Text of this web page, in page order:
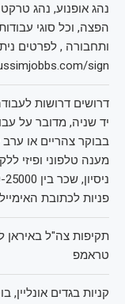
נהג אופנוע, נהג
הפצה, וכל סוגי
ותחבורה , לפרטים
sign/
יד שניה, מדובר על
בבוקר צהריים או
פניות לכתובת האימייל allwhatyouneed2024@gmail.com
תקיפות צה"ל
טראמפ
קניות בגדים